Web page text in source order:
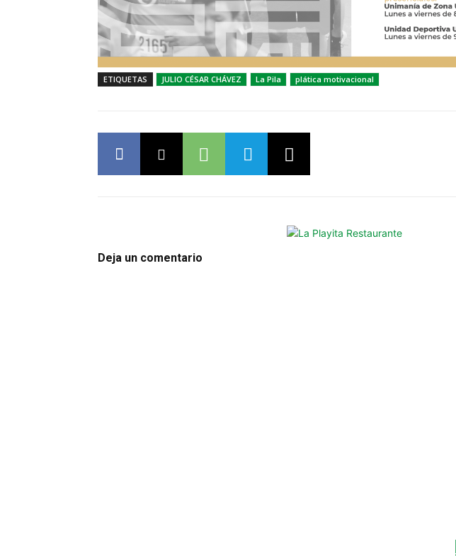
ETIQUETAS JULIO CÉSAR CHÁVEZ La Pila plática motivacional
Deja un comentario